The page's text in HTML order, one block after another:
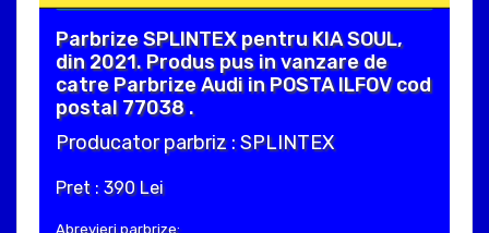
Parbrize SPLINTEX pentru KIA SOUL,
din 2021. Produs pus in vanzare de
catre Parbrize Audi in POSTA ILFOV cod
postal 77038 .
Producator parbriz : SPLINTEX
Pret : 390 Lei
Abrevieri parbrize: